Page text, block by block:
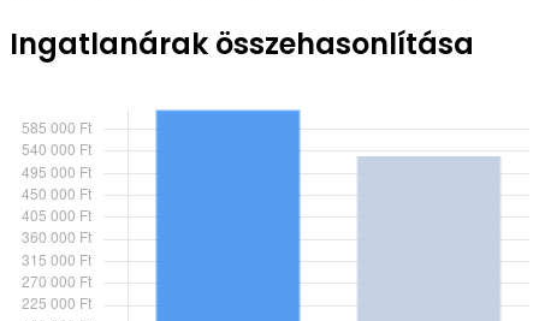
Ingatlanárak összehasonlítása